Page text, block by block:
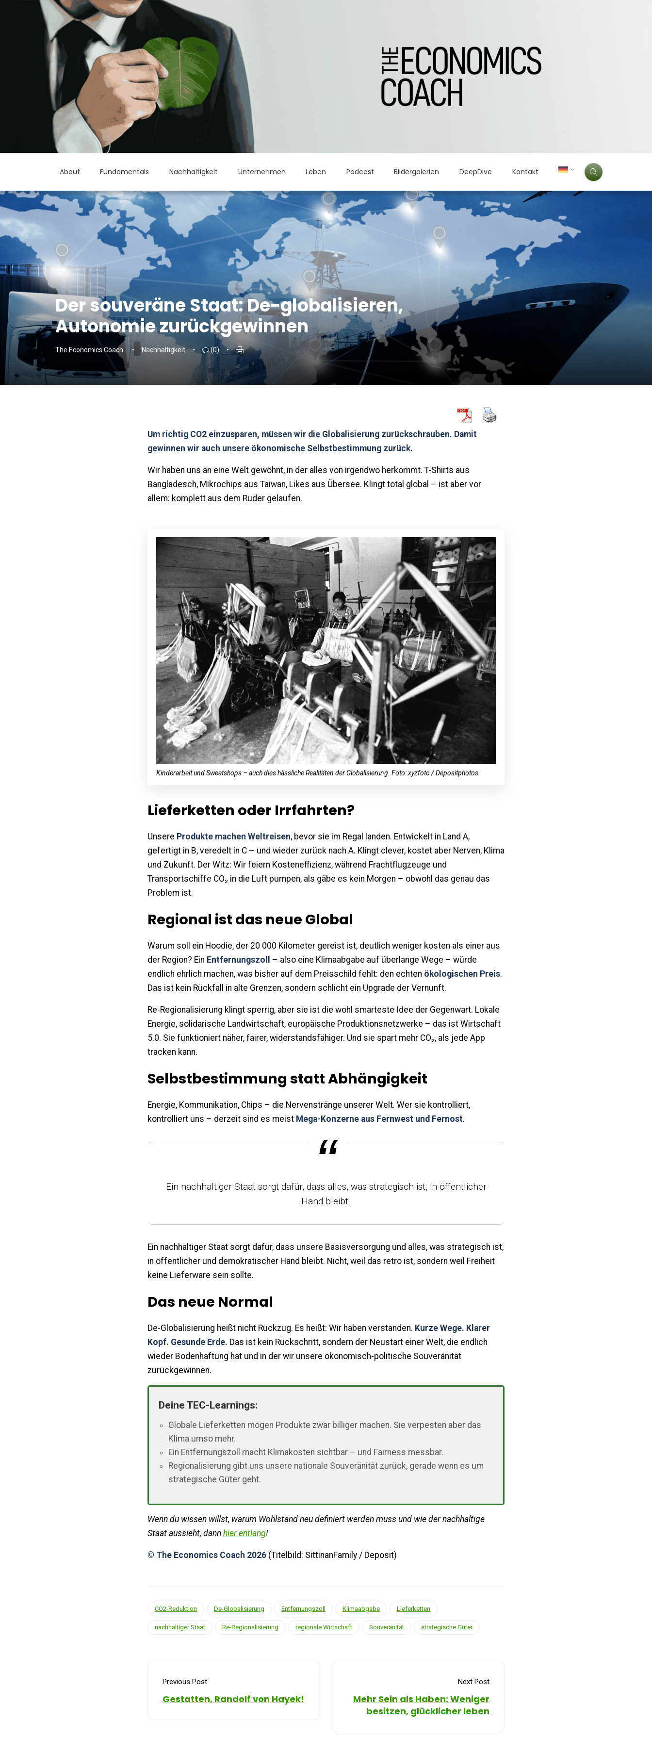
About Fundamentals Nachhaltigkeit Unternehmen Leben Podcast Bildergalerien DeepDive Kontakt
Der souveräne Staat: De-globalisieren,
Autonomie zurückgewinnen
The Economics Coach Nachhaltigkeit (0)
Um richtig CO2 einzusparen, müssen wir die Globalisierung zurückschrauben. Damit
gewinnen wir auch unsere ökonomische Selbstbestimmung zurück.
Wir haben uns an eine Welt gewöhnt, in der alles von irgendwo herkommt. T-Shirts aus
Bangladesch, Mikrochips aus Taiwan, Likes aus Übersee. Klingt total global – ist aber vor
allem: komplett aus dem Ruder gelaufen.
Kinderarbeit und Sweatshops – auch dies hässliche Realitäten der Globalisierung. Foto: xyzfoto / Depositphotos
Lieferketten oder Irrfahrten?
Unsere Produkte machen Weltreisen, bevor sie im Regal landen. Entwickelt in Land A,
gefertigt in B, veredelt in C – und wieder zurück nach A. Klingt clever, kostet aber Nerven, Klima
und Zukunft. Der Witz: Wir feiern Kosteneffizienz, während Frachtflugzeuge und
Transportschiffe CO₂ in die Luft pumpen, als gäbe es kein Morgen – obwohl das genau das
Problem ist.
Regional ist das neue Global
Warum soll ein Hoodie, der 20 000 Kilometer gereist ist, deutlich weniger kosten als einer aus
der Region? Ein Entfernungszoll
– also eine Klimaabgabe auf überlange Wege – würde
endlich ehrlich machen, was bisher auf dem Preisschild fehlt: den echten ökologischen Preis.
Das ist kein Rückfall in alte Grenzen, sondern schlicht ein Upgrade der Vernunft.
Re-Regionalisierung klingt sperrig, aber sie ist die wohl smarteste Idee der Gegenwart. Lokale
Energie, solidarische Landwirtschaft, europäische Produktionsnetzwerke – das ist Wirtschaft
5.0. Sie funktioniert näher, fairer, widerstandsfähiger. Und sie spart mehr CO₂, als jede App
tracken kann.
Selbstbestimmung statt Abhängigkeit
Energie, Kommunikation, Chips – die Nervenstränge unserer Welt. Wer sie kontrolliert,
kontrolliert uns – derzeit sind es meist Mega-Konzerne aus Fernwest und Fernost.
Ein nachhaltiger Staat sorgt dafür, dass alles, was strategisch ist, in öffentlicher
Hand bleibt.
Ein nachhaltiger Staat sorgt dafür, dass unsere Basisversorgung und alles, was strategisch ist,
in öffentlicher und demokratischer Hand bleibt. Nicht, weil das retro ist, sondern weil Freiheit
keine Lieferware sein sollte.
Das neue Normal
De-Globalisierung heißt nicht Rückzug. Es heißt: Wir haben verstanden. Kurze Wege. Klarer
Kopf. Gesunde Erde. Das ist kein Rückschritt, sondern der Neustart einer Welt, die endlich
wieder Bodenhaftung hat und in der wir unsere ökonomisch-politische Souveränität
zurückgewinnen.
Deine TEC-Learnings:
Globale Lieferketten mögen Produkte zwar billiger machen. Sie verpesten aber das
Klima umso mehr.
Ein Entfernungszoll macht Klimakosten sichtbar – und Fairness messbar.
Regionalisierung gibt uns unsere nationale Souveränität zurück, gerade wenn es um
strategische Güter geht.
Wenn du wissen willst, warum Wohlstand neu definiert werden muss und wie der nachhaltige
Staat aussieht, dann hier entlang!
© The Economics Coach 2026 (Titelbild: SittinanFamily / Deposit)
CO2-Reduktion De-Globalisierung Entfernungszoll Klimaabgabe Lieferketten
nachhaltiger Staat Re-Regionalisierung regionale Wirtschaft Souveränität strategische Güter
Previous Post
Gestatten, Randolf von Hayek!
Next Post
Mehr Sein als Haben: Weniger
besitzen, glücklicher leben